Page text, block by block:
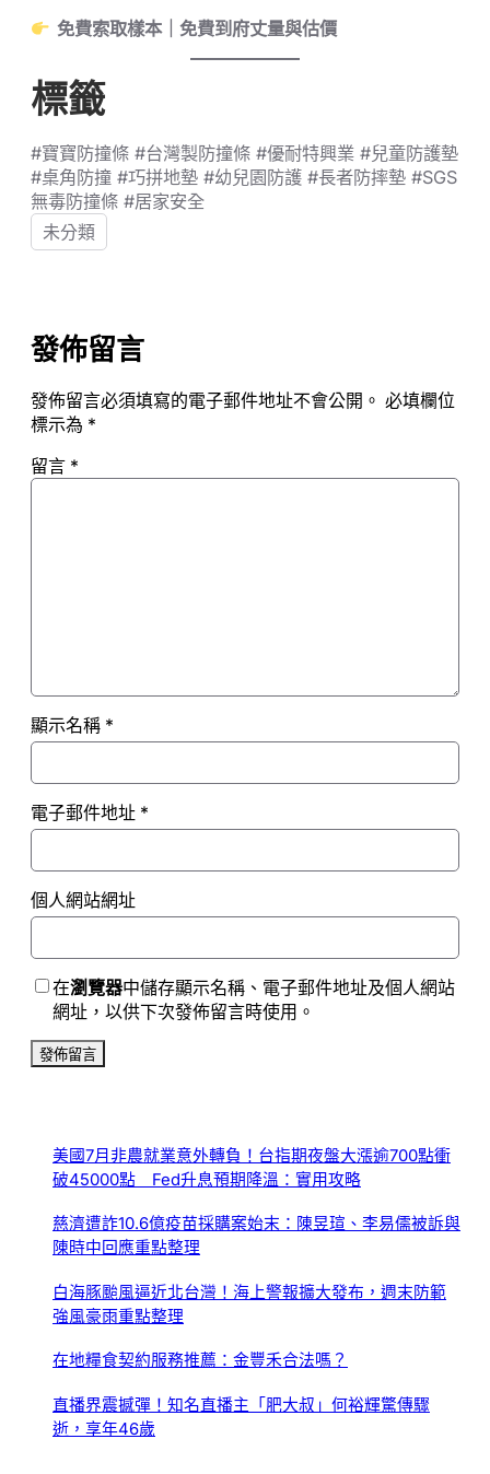
免費索取樣本｜免費到府丈量與估價
標籤
#寶寶防撞條 #台灣製防撞條 #優耐特興業 #兒童防護墊
#桌角防撞 #巧拼地墊 #幼兒園防護 #長者防摔墊 #SGS
無毒防撞條 #居家安全
未分類
發佈留言
發佈留言必須填寫的電子郵件地址不會公開。 必填欄位
標示為 *
留言 *
顯示名稱 *
電子郵件地址 *
個人網站網址
在瀏覽器中儲存顯示名稱、電子郵件地址及個人網站
網址，以供下次發佈留言時使用。
美國7月非農就業意外轉負！台指期夜盤大漲逾700點衝
破45000點 Fed升息預期降溫：實用攻略
慈濟遭詐10.6億疫苗採購案始末：陳昱瑄、李易儒被訴與
陳時中回應重點整理
白海豚颱風逼近北台灣！海上警報擴大發布，週末防範
強風豪雨重點整理
在地糧食契約服務推薦：金豐禾合法嗎？
直播界震撼彈！知名直播主「肥大叔」何裕輝驚傳驟
逝，享年46歲